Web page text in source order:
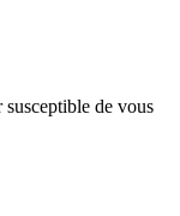
de vous